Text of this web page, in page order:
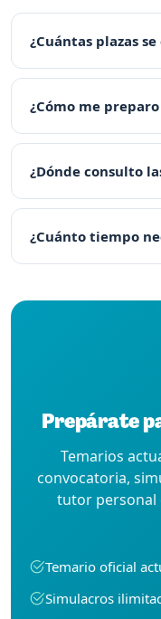
¿Cuántas plazas
¿Cómo me
¿Dónde consulto
¿Cuánto tiempo
Prepárate
Temarios
convocatoria,
tutor personal
Temario oficial
Simulacros